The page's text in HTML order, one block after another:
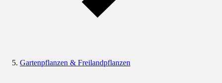
Gartenpflanzen & Freilandpflanzen